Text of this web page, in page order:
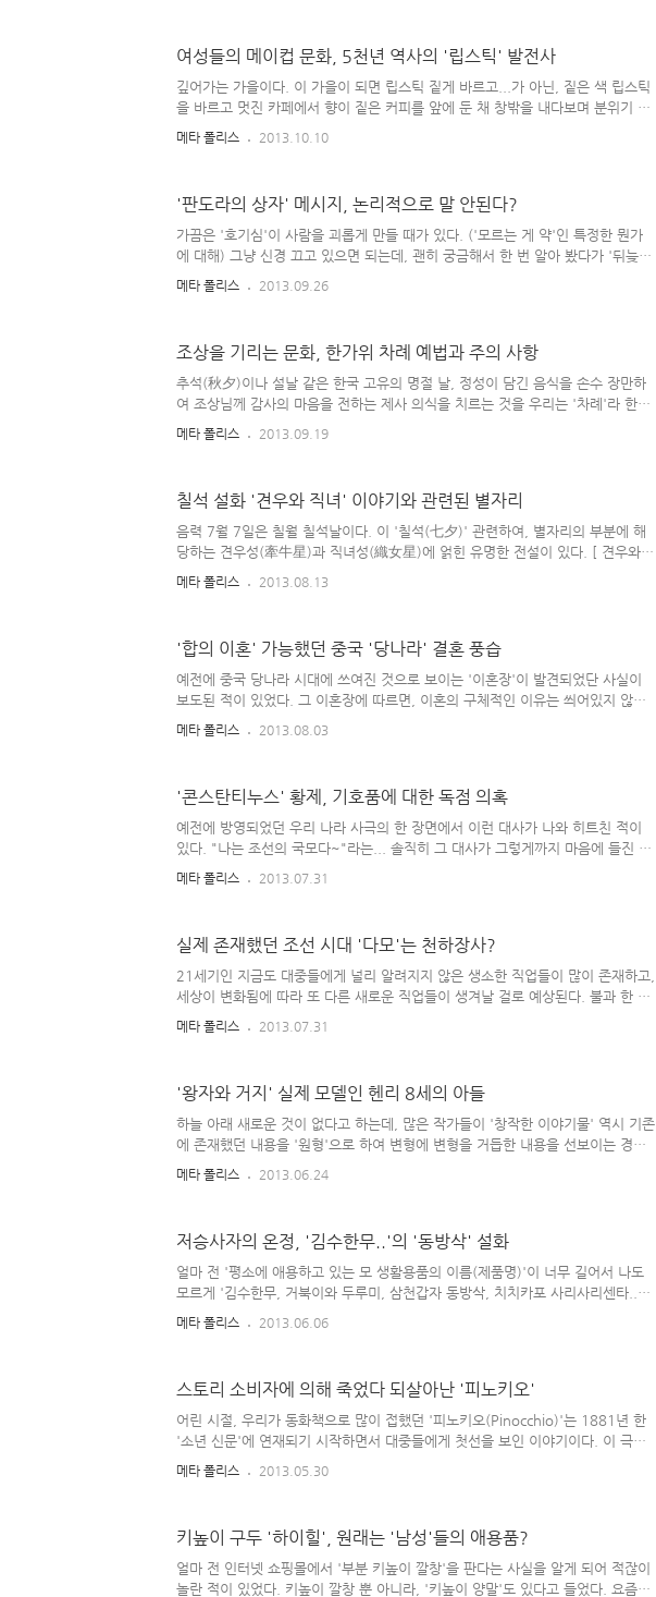
에 따라 그 누구나 손쉽게 다양한 '정보'를 바로 접할 수 있게 되었으며, 최근 들어
선 무선 랜과 스마트폰으로 인해 길 가다가도 어떤 류의 정보를 습득하거나 웹 커
뮤니티에서 특정한 활동을 한다든가 갖가지 놀이를 즐길 수 있게 되었..
여성들의 메이컵 문화, 5천년 역사의 '립스틱' 발전사
깊어가는 가을이다. 이 가을이 되면 립스틱 짙게 바르고...가 아닌, 짙은 색 립스틱
을 바르고 멋진 카페에서 향이 짙은 커피를 앞에 둔 채 창밖을 내다보며 분위기 내
고싶단 생각이 들곤 한다. 물론, 이 '립스틱'은 여성들의 전유물이다. 하지만 요즘
엔 '화장품'이 여성들만의 전유물이 아니란 얘기도 돌고 있다. 남자들도 어느 정도
랑하는 연인들의 키스씬 연출에 이전보다 애로 사항이 더 많아질 것 같단 엉뚱한
생각도...;; 샤넬 브랜드의 창시자인 코코 샤넬은 메이크-업 도구 중의 하나인 '립
스틱'을 여자들의 가장 큰 무기로 꼽았다. 개인적으로 메이크..
메타 폴리스 2013.10.10
'판도라의 상자' 메시지, 논리적으로 말 안된다?
가끔은 '호기심'이 사람을 괴롭게 만들 때가 있다. ('모르는 게 약'인 특정한 뭔가
에 대해) 그냥 신경 끄고 있으면 되는데, 괜히 궁금해서 한 번 알아 봤다가 '뒤늦게
괴로워 하면서 후회'하게 되는 그런 상황.. 얼마 전 그 비슷한 상황을 겪게 되었고,
문득 속에 나오는 여인 '판도라'가 생각났다. 판도라는 신화에 나오는 '인류 최초의
하다. 제우스 신이 대장간의 신 헤파이스토스를 시켜 판도라를 빚어내게 하였고,
그 후 여러 신들이 그녀에게 갖가지 선물을 선사했다. 이 '판도라'란 이름 자체가
'모든 선물을 받은 여인'이란 뜻을 담고 있다. ..
메타 폴리스 2013.09.26
조상을 기리는 문화, 한가위 차례 예법과 주의 사항
추석(秋夕)이나 설날 같은 한국 고유의 명절 날, 정성이 담긴 음식을 손수 장만하
여 조상님께 감사의 마음을 전하는 제사 의식을 치르는 것을 우리는 '차례'라 한다.
가가례(家家禮)란 말이 있듯, 각 지역마다 & 집집마다 제사 지내는 방식이 조금씩
다르다. 하지만 '제상은 북쪽을 향해 놓는다'와 같이, 비교적 공통적으로 널리 쓰이
열 : 어동육서(魚東肉西) - 생선은 오른쪽에, 육류는 서쪽에 차린다. 3열 : 고기탕,
두부탕 등 탕류를 올려 놓는다. 4열 : 좌포우혜(左脯右醯) - 포는 왼쪽에, 식혜는
오른쪽에 놓는다. 5열 : 홍동백서(紅..
메타 폴리스 2013.09.19
칠석 설화 '견우와 직녀' 이야기와 관련된 별자리
음력 7월 7일은 칠월 칠석날이다. 이 '칠석(七夕)' 관련하여, 별자리의 부분에 해
당하는 견우성(牽牛星)과 직녀성(織女星)에 얽힌 유명한 전설이 있다. [ 견우와
직녀 이야기 ] 하늘 나라에서 소를 돌보는 일을 하던 목동 '견우'와 베 짜는 일을
하던 옥황상제의 딸 '직녀'가 서로 반한 뒤 '사랑 놀음'에만 몰두하느라 각자의 일
하고 다시금 게을러지곤 했던 그들에게 분노한 나머지, 그 둘을 극과 극의 동/서로
떨어뜨려 놓고, 매년 7월 7일(칠월 칠석날)에만 만날 수 있게 하였다. 해마다 돌아
오는 7월의 일곱 번째 날에 견우와 직녀는 '은하수..
메타 폴리스 2013.08.13
'합의 이혼' 가능했던 중국 '당나라' 결혼 풍습
예전에 중국 당나라 시대에 쓰여진 것으로 보이는 '이혼장'이 발견되었단 사실이
보도된 적이 있었다. 그 이혼장에 따르면, 이혼의 구체적인 이유는 씌어있지 않고
대략적인 이유로 '성격 차이'를 든 걸로 나오는데, 요즘 유명인들이 이혼할 때에
'로 헤어진다~'는 멘트를 단골로 하게 된 것이 그 당나라 이혼장에서부터 유래된
만, 불과 몇 십 년 전만 해도 우리 나라에서 '여성'의 위상은 '남성'에 비해 그리 높
지 않았다. 그게 다 조선 시대 때 넘어온 중국 사상의 영향 때문이다. 중국 쪽에서
유교적 관념이 넘어오기 전엔, 우리 나라에서도 여권이 ..
메타 폴리스 2013.08.03
'콘스탄티누스' 황제, 기호품에 대한 독점 의혹
예전에 방영되었던 우리 나라 사극의 한 장면에서 이런 대사가 나와 히트친 적이
있다. "나는 조선의 국모다~"라는... 솔직히 그 대사가 그렇게까지 마음에 들진 않
았으며 '그저 왕과 혼인했을 뿐인 한 나라의 중전이 무슨 (백성들의) 어머니 씩이
나~?'라는 생각이 들었지만, 다르게 생각해 보면 나라를 통치하는 임금은 백성들
보통.. 사랑은 '내리사랑'이라 하여, 자식이 부모 위하는 것 보다는 부모가 자식을
끔찍하게 사랑하는 마음이 더 크다. 어떤 부모든 (정상적인 부모라면) 자신이 좀
희생하더라도 자기 자식에겐 뭐든 해주고 싶어하며, 귀한 음식이..
메타 폴리스 2013.07.31
실제 존재했던 조선 시대 '다모'는 천하장사?
21세기인 지금도 대중들에게 널리 알려지지 않은 생소한 직업들이 많이 존재하고,
세상이 변화됨에 따라 또 다른 새로운 직업들이 생겨날 걸로 예상된다. 불과 한 세
기 전까지만 해도 존재했었던 '조선 시대'에도 우리 기준에서 특이하게 느껴지는
직업들이 꽤 있었는데, 한 때 드라마로 나와서 큰 인기를 끌었던 '다모(茶母)'의 경
밀 경찰) 노릇도 겸했던 걸로 알려져 있다. 뒤에 들어가는 '母(모)'는 특정한 일을
담당했던 여인을 뜻하는 말로, 조선 시대 땐 '차 끓이고 형사 사건을 조사하는 다모
(茶母)' 외에도 '반찬 만드는 일을 도맡아 했던 ..
메타 폴리스 2013.07.31
'왕자와 거지' 실제 모델인 헨리 8세의 아들
하늘 아래 새로운 것이 없다고 하는데, 많은 작가들이 '창작한 이야기물' 역시 기존
에 존재했던 내용을 '원형'으로 하여 변형에 변형을 거듭한 내용을 선보이는 경우
가 많다. 그게 최초의 설정은 아니었을지 몰라도, 마크 트웨인의 청소년 소설 의 경
우 '이후에 나온 각종 소설이나 드라마' 같은 데에 그 '기본 설정'이 재가공되어 나
용을 봤을 땐 그냥 그러려니 하고 읽었으나, 지금 생각해 보니 '일란성 쌍둥이'가
아니라 '전혀 다른 집(다른 부모) 출생'인 그들의 생김새가 똑같다는 설정이 좀 비
현실적이긴 하다. 어쨌든.. 작가의 사회 풍자적인 내용도 ..
메타 폴리스 2013.06.24
저승사자의 온정, '김수한무..'의 '동방삭' 설화
얼마 전 '평소에 애용하고 있는 모 생활용품의 이름(제품명)'이 너무 길어서 나도
모르게 '김수한무, 거북이와 두루미, 삼천갑자 동방삭, 치치카포 사리사리센타..
(후략).....'의 유행어가 떠오른 적이 있었다. 오래 전에 들은 이 문구의 유래는 '아
들이 장수하길 바라는 아버지가 작명가에게 찾아가 최대한 오~래 살 수 있는 이름
져 일찍 죽게 되었다는 웃지 못할 전설이..;; 어쨌든 '김수한무 거북이와 두루
미..'의 이름을 지어준 작명가는 애초에 '오래 산다는 의미'에 부합할 만한 온갖 것
들을 다 섞어서 그 긴 이름을 지었을 것이다. 개인..
메타 폴리스 2013.06.06
스토리 소비자에 의해 죽었다 되살아난 '피노키오'
어린 시절, 우리가 동화책으로 많이 접했던 '피노키오(Pinocchio)'는 1881년 한
'소년 신문'에 연재되기 시작하면서 대중들에게 첫선을 보인 이야기이다. 이 극의
주인공인 피노키오는 '거짓말을 할 때마다 코가 길어지는 목각 인형'으로 나왔고,
그 대목은 본 동화의 가장 강렬한 설정이라 할 수 있는데, 이 이야기의 교훈 하면
인형에게 뇌와 심장을 선사하였기에, 피노키오는 움직이는 인형이 될 수 있었다.)
제페토 할아버지가 만든 '철딱서니 & 개망나니 피노키오'가 맨날 말썽만 일으키다
가 갖가지 다양한 모험을 하면서 있는 고생 없는 고생 다..
메타 폴리스 2013.05.30
키높이 구두 '하이힐', 원래는 '남성'들의 애용품?
얼마 전 인터넷 쇼핑몰에서 '부분 키높이 깔창'을 판다는 사실을 알게 되어 적잖이
놀란 적이 있었다. 키높이 깔창 뿐 아니라, '키높이 양말'도 있다고 들었다. 요즘엔